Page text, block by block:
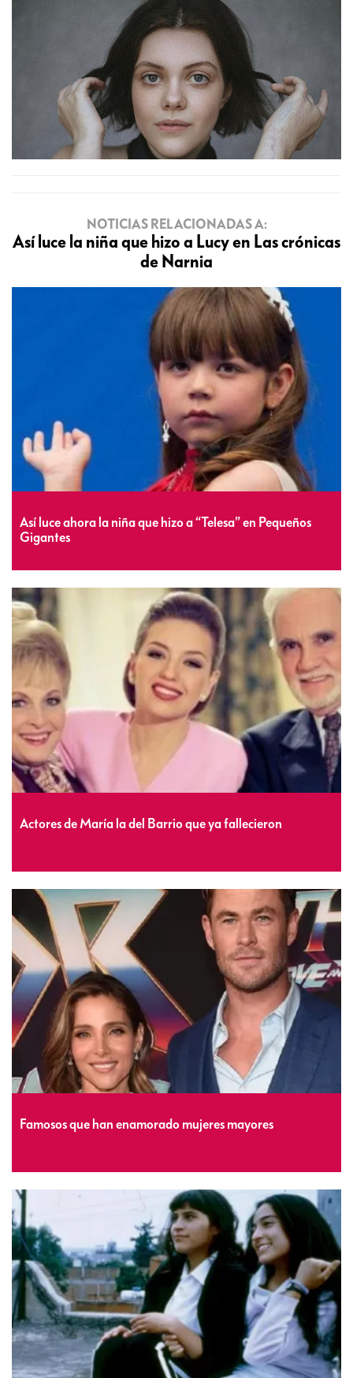
NOTICIAS RELACIONADAS A:
Así luce la niña que hizo a Lucy en Las crónicas
de Narnia
Así luce ahora la niña que hizo a “Telesa” en Pequeños
Gigantes
Actores de María la del Barrio que ya fallecieron
Famosos que han enamorado mujeres mayores